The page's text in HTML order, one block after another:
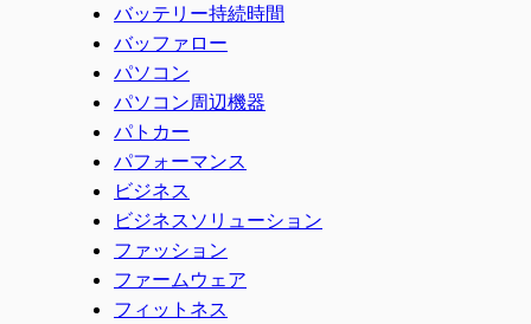
バッテリー持続時間
バッファロー
パソコン
パソコン周辺機器
パトカー
パフォーマンス
ビジネス
ビジネスソリューション
ファッション
ファームウェア
フィットネス